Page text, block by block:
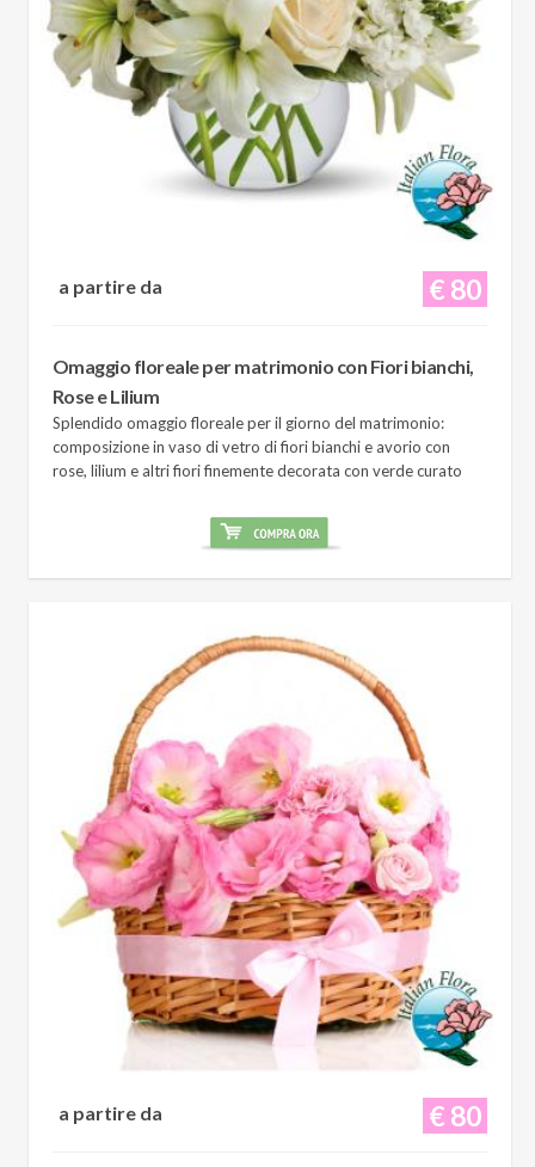
€ 80
a partire da
Omaggio floreale per matrimonio con Fiori bianchi,
Rose e Lilium
Splendido omaggio floreale per il giorno del matrimonio:
composizione in vaso di vetro di fiori bianchi e avorio con
rose, lilium e altri fiori finemente decorata con verde curato
€ 80
a partire da